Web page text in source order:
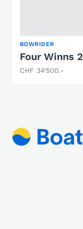
BOWRIDER
CHF 34'500.-